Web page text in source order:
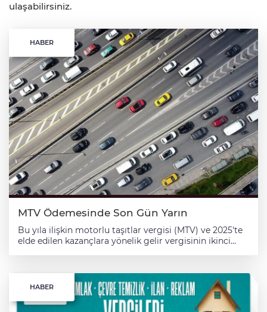
ulaşabilirsiniz.
HABER
MTV Ödemesinde Son Gün Yarın
Bu yıla ilişkin motorlu taşıtlar vergisi (MTV) ve 2025'te
elde edilen kazançlara yönelik gelir vergisinin ikinci
duyuruda, söz konusu vergilerin ödeme süreçlerine
ilişkin bilgi verildi. Buna göre, 2026 yılına ilişkin MTV ve
2025'te elde edilen kazançlara yönelik gelir vergisinin
ikinci taksitlerinin ödenme süresi yarın sona eriyor.
HABER